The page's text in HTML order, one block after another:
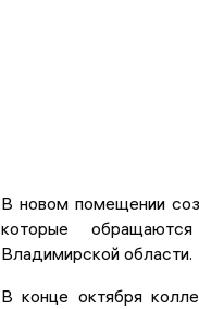
В новом помещении
которые
Владимирской области.
В конце октября